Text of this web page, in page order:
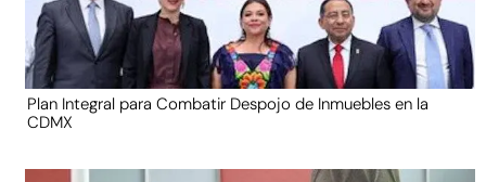
Plan Integral para Combatir Despojo de Inmuebles en la
CDMX